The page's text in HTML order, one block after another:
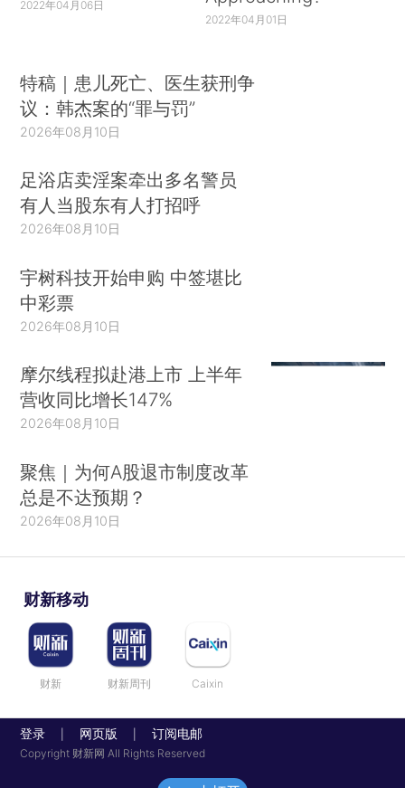
2022年04月06日
2022年04月01日
特稿｜患儿死亡、医生获刑争
议：韩杰案的“罪与罚”
2026年08月10日
足浴店卖淫案牵出多名警员
有人当股东有人打招呼
2026年08月10日
宇树科技开始申购 中签堪比
中彩票
2026年08月10日
摩尔线程拟赴港上市 上半年
营收同比增长147%
2026年08月10日
聚焦｜为何A股退市制度改革
总是不达预期？
2026年08月10日
财新移动
财新 财新周刊 Caixin
登录 网页版 订阅电邮
Copyright 财新网 All Rights Reserved